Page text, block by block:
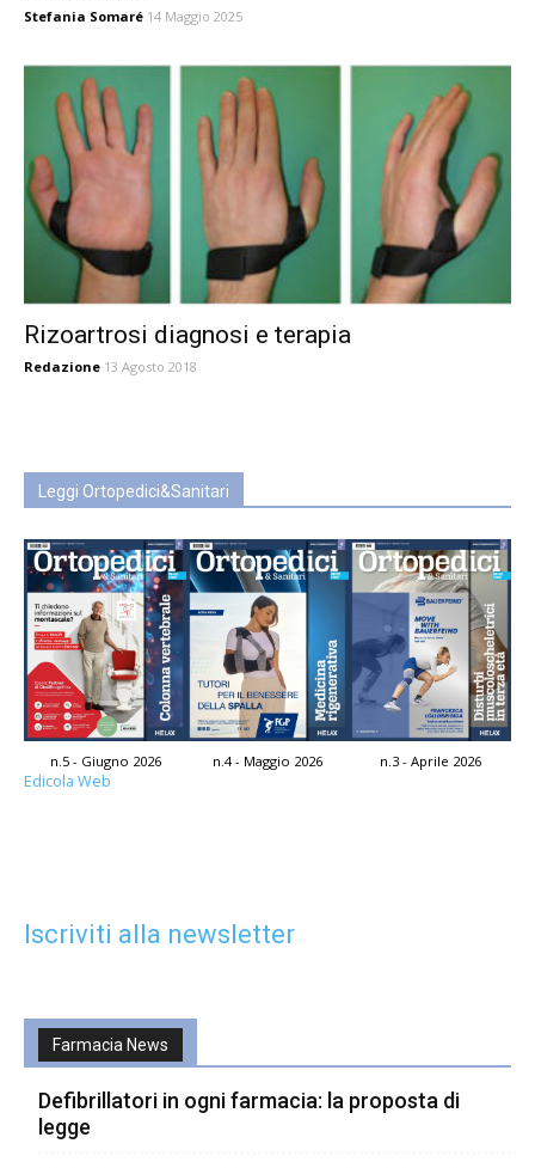
Stefania Somaré 14 Maggio 2025
Rizoartrosi diagnosi e terapia
Redazione 13 Agosto 2018
Leggi Ortopedici&Sanitari
n.5 - Giugno 2026 n.4 - Maggio 2026 n.3 - Aprile 2026
Edicola Web
Iscriviti alla newsletter
Farmacia News
Defibrillatori in ogni farmacia: la proposta di
legge